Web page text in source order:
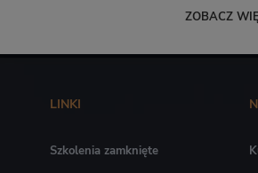
ZOBACZ
LINKI
Szkolenia zamknięte